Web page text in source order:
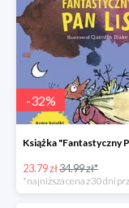
-32%
23.79 zł34.99 zł*